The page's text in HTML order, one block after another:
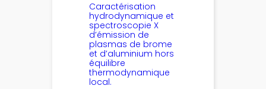
Caractérisation
hydrodynamique et
spectroscopie X
d’émission de
plasmas de brome
et d’aluminium hors
équilibre
thermodynamique
local.